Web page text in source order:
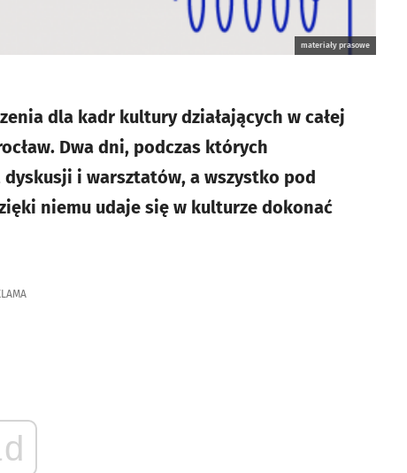
materiały prasowe
dla kadr kultury działających w całej
Dwa dni, podczas których
i warsztatów, a wszystko pod
niemu udaje się w kulturze dokonać